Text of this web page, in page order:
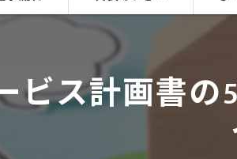
ビス計画書